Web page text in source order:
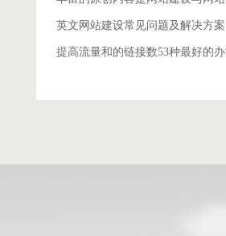
英文网站建设常见问题及解决方案
提高流量和的链接数53种最好的